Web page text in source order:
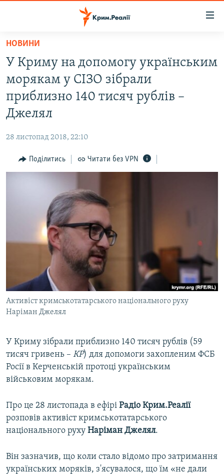
Перейти
основного
матеріалу
Перейти
до
основної
Перейти
пошуку
ВОДА.КРИМ
ВІДЕО ТА ФОТО
ПОЛІТИКА
ІНТЕРВ'Ю
СПЕЦПРОЕКТИ
ДЕПОРТАЦІЯ
ВІДЕОУРОКИ «ELIFBE»
СВІДЧЕННЯ ОКУПАЦІЇ
УКРАЇНСЬКА ПРОБЛЕМА КРИМУ
ІНФОГРАФІКА
ЯК ОБІЙТИ БЛОКУВАННЯ
Русский
ДОЛУЧАЙСЯ!
НОВИНИ
У Криму на допомогу українським
морякам у СІЗО зібрали
приблизно 140 тисяч рублів –
Джелял
28 листопад 2018, 22:10
Поділитись Читати без VPN
Активіст кримськотатарського національного руху
Наріман Джелял
У Криму зібрали приблизно 140 тисяч рублів (59
тисяч гривень – КР) для допомоги захопленим ФСБ
Росії в Керченській протоці українським
військовим морякам.
Про це 28 листопада в ефірі Радіо Крим.Реалії
розповів активіст кримськотатарського
національного руху Наріман Джелял.
Він зазначив, що коли стало відомо про затримання
українських моряків, з'ясувалося, що їм «не дали